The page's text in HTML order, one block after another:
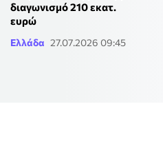
διαγωνισμό 210 εκατ.
ευρώ
Ελλάδα 27.07.2026 09:45